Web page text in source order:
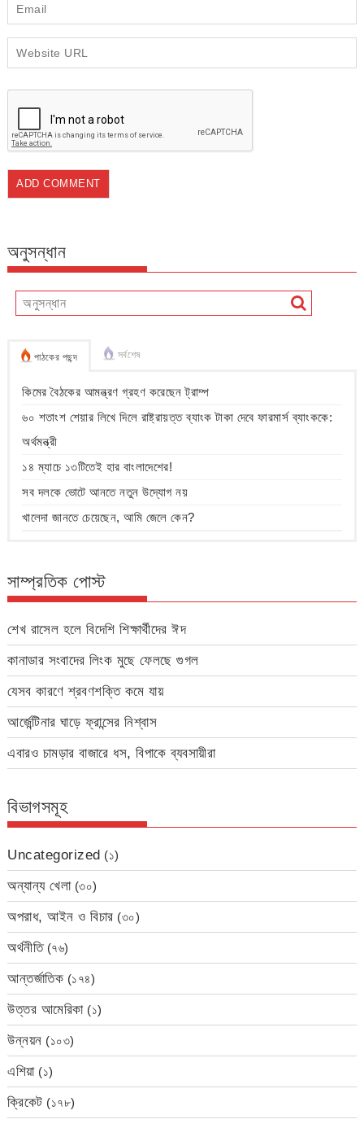
অনুসন্ধান
পাঠকের পছন্দ সর্বশেষ
কিমের বৈঠকের আমন্ত্রণ গ্রহণ করেছেন ট্রাম্প
৬০ শতাংশ শেয়ার লিখে দিলে রাষ্ট্রায়ত্ত ব্যাংক টাকা দেবে ফারমার্স ব্যাংককে:
অর্থমন্ত্রী
১৪ ম্যাচে ১৩টিতেই হার বাংলাদেশের!
সব দলকে ভোটে আনতে নতুন উদ্যোগ নয়
খালেদা জানতে চেয়েছেন, আমি জেলে কেন?
সাম্প্রতিক পোস্ট
শেখ রাসেল হলে বিদেশি শিক্ষার্থীদের ঈদ
কানাডার সংবাদের লিংক মুছে ফেলছে গুগল
যেসব কারণে শ্রবণশক্তি কমে যায়
আর্জেন্টিনার ঘাড়ে ফ্রান্সের নিশ্বাস
এবারও চামড়ার বাজারে ধস, বিপাকে ব্যবসায়ীরা
বিভাগসমূহ
Uncategorized (১)
অন্যান্য খেলা(৩০)
অপরাধ, আইন ও বিচার (৩০)
অর্থনীতি(৭৬)
আন্তর্জাতিক (১৭৪)
উত্তর আমেরিকা(১)
উন্নয়ন (১০৩)
এশিয়া(১)
ক্রিকেট (১৭৮)